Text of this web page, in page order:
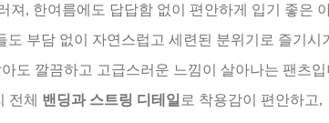
져, 한여름에도 답답함 없이 편안하게 입기 좋은
도 부담 없이 자연스럽고 세련된 분위기로 즐기시
도 깔끔하고 고급스러운 느낌이 살아나는 팬츠입
전체 밴딩과 스트링 디테일 로 착용감이 편안하고,